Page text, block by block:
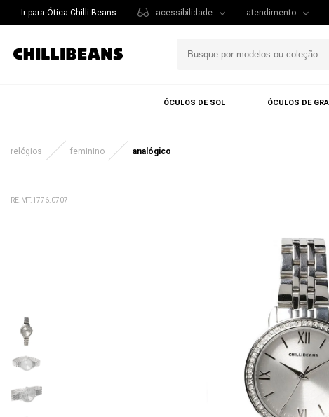
Ir para Ótica Chilli Beans acessibilidade atendimento
ÓCULOS DE SOL ÓCULOS DE
relógios feminino analógico
RE.MT.1776.0707